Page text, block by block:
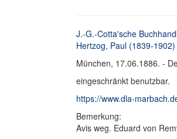
J.-G.-Cotta'sche
Hertzog, Paul (1839-1902)
München, 17.06.1886. -
eingeschränkt benutzbar.
https://www.dla-
Bemerkung:
Avis weg. Eduard von